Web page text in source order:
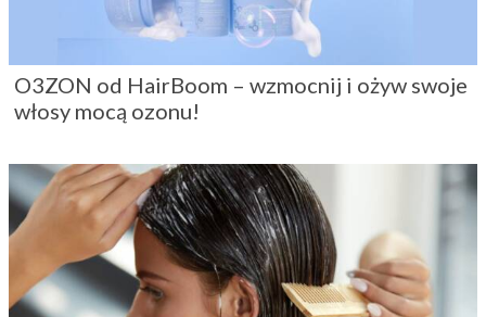
O3ZON od HairBoom – wzmocnij i ożyw swoje
włosy mocą ozonu!